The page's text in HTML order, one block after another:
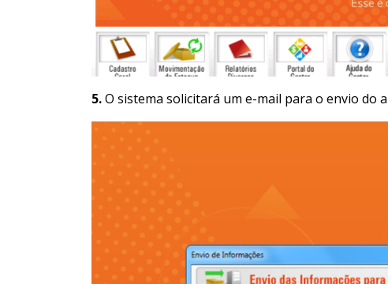
5.O sistema solicitará um e-mail para o envio do